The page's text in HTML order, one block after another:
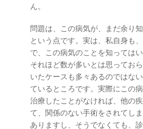
ん。
問題は、この病気が、まだ余り
という点です。実は、私自身も
で、この病気のことを知ってはい
それほど数が多いとは思ってお
いたケースも多々あるのではな
ているところです。実際にこの
治療したことがなければ、他の
て、関係のない手術をされてし
ありますし、そうでなくても、